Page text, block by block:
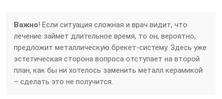
Важно! Если ситуация сложная и врач видит, что
лечение займет длительное время, то он, вероятно,
предложит металлическую брекет-систему. Здесь уже
эстетическая сторона вопроса отступает на второй
план, как бы ни хотелось заменить металл керамикой
– сделать это не получится.